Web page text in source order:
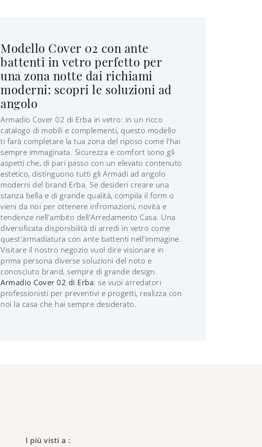
Modello Cover 02 con ante
battenti in vetro perfetto per
una zona notte dai richiami
moderni: scopri le soluzioni ad
angolo
Armadio Cover 02 di Erba in vetro: in un ricco
catalogo di mobili e complementi, questo modello
ti farà completare la tua zona del riposo come l'hai
sempre immaginata. Sicurezza e comfort sono gli
aspetti che, di pari passo con un elevato contenuto
estetico, distinguono tutti gli Armadi ad angolo
moderni del brand Erba. Se desideri creare una
stanza bella e di grande qualità, compila il form o
vieni da noi per ottenere infromazioni, novità e
tendenze nell'ambito dell'Arredamento Casa. Una
diversificata disponibilità di arredi in vetro come
quest'armadiatura con ante battenti nell'immagine.
Visitare il nostro negozio vuol dire visionare in
prima persona diverse soluzioni del noto e
conosciuto brand, sempre di grande design.
Armadio Cover 02 di Erba: se vuoi arredatori
professionisti per preventivi e progetti, realizza con
noi la casa che hai sempre desiderato.
I più visti a :